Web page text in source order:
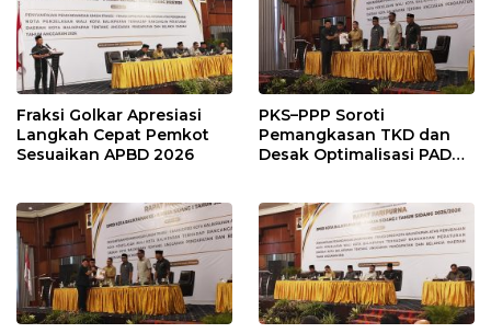
Fraksi Golkar Apresiasi
Langkah Cepat Pemkot
Sesuaikan APBD 2026
PKS–PPP Soroti
Pemangkasan TKD dan
Desak Optimalisasi PAD